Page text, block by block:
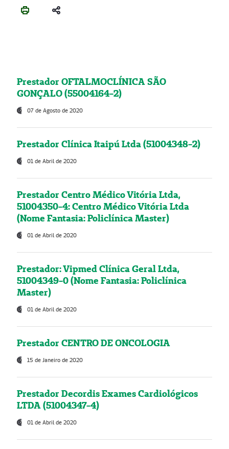
Prestador OFTALMOCLÍNICA SÃO
GONÇALO (55004164-2)
07 de Agosto de 2020
Prestador Clínica Itaipú Ltda (51004348-2)
01 de Abril de 2020
Prestador Centro Médico Vitória Ltda,
51004350-4: Centro Médico Vitória Ltda
(Nome Fantasia: Policlínica Master)
01 de Abril de 2020
Prestador: Vipmed Clínica Geral Ltda,
51004349-0 (Nome Fantasia: Policlínica
Master)
01 de Abril de 2020
Prestador CENTRO DE ONCOLOGIA
15 de Janeiro de 2020
Prestador Decordis Exames Cardiológicos
LTDA (51004347-4)
01 de Abril de 2020